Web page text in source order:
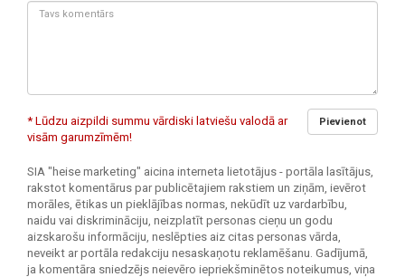
Tavs
Pievienot
* Lūdzu aizpildi summu vārdiski latviešu valodā ar
visām garumzīmēm!
SIA "heise marketing" aicina interneta lietotājus - portāla lasītājus,
rakstot komentārus par publicētajiem rakstiem un ziņām, ievērot
morāles, ētikas un pieklājības normas, nekūdīt uz vardarbību,
naidu vai diskrimināciju, neizplatīt personas cieņu un godu
aizskarošu informāciju, neslēpties aiz citas personas vārda,
neveikt ar portāla redakciju nesaskaņotu reklamēšanu. Gadījumā,
ja komentāra sniedzējs neievēro iepriekšminētos noteikumus, viņa